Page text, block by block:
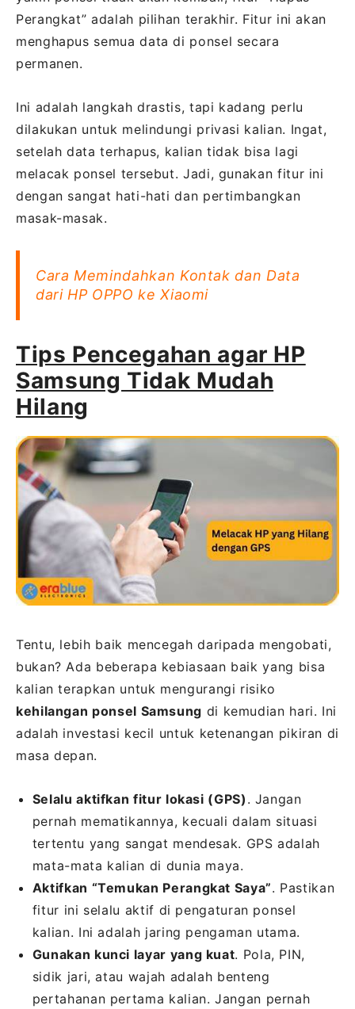
Perangkat” adalah pilihan terakhir. Fitur ini akan
menghapus semua data di ponsel secara
permanen.
Ini adalah langkah drastis, tapi kadang perlu
dilakukan untuk melindungi privasi kalian. Ingat,
setelah data terhapus, kalian tidak bisa lagi
melacak ponsel tersebut. Jadi, gunakan fitur ini
dengan sangat hati-hati dan pertimbangkan
masak-masak.
Cara Memindahkan Kontak dan Data
dari HP OPPO ke Xiaomi
Tips Pencegahan agar HP
Samsung Tidak Mudah
Hilang
Tentu, lebih baik mencegah daripada mengobati,
bukan? Ada beberapa kebiasaan baik yang bisa
kalian terapkan untuk mengurangi risiko
kehilangan ponsel Samsung di kemudian hari. Ini
adalah investasi kecil untuk ketenangan pikiran di
masa depan.
Selalu aktifkan fitur lokasi (GPS) . Jangan
pernah mematikannya, kecuali dalam situasi
tertentu yang sangat mendesak. GPS adalah
mata-mata kalian di dunia maya.
Aktifkan “Temukan Perangkat Saya”. Pastikan
fitur ini selalu aktif di pengaturan ponsel
kalian. Ini adalah jaring pengaman utama.
Gunakan kunci layar yang kuat. Pola, PIN,
sidik jari, atau wajah adalah benteng
pertahanan pertama kalian. Jangan pernah